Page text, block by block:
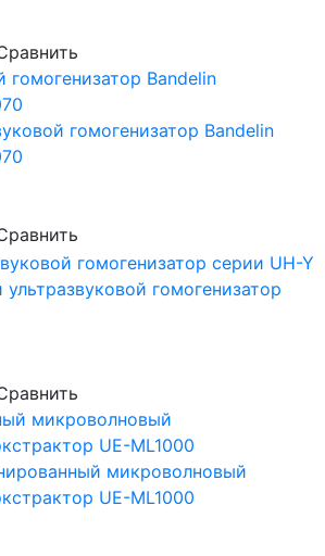
гомогенизатор Bandelin
ультразвуковой гомогенизатор
микроволновый
UE-ML1000